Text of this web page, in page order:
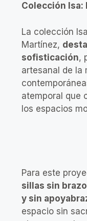
Colección Isa:
La colección
Martínez,
sofisticación,
artesanal de la
atemporal que
los espacios
Para este
sillas sin
y sin
espacio sin